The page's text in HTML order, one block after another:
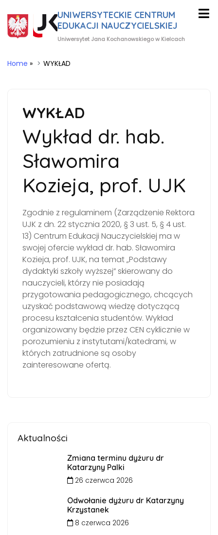
UNIWERSYTECKIE CENTRUM
EDUKACJI NAUCZYCIELSKIEJ
Uniwersytet Jana Kochanowskiego w Kielcach
Home » WYKŁAD
WYKŁAD
Wykład dr. hab.
Sławomira
Kozieja, prof. UJK
Zgodnie z regulaminem (Zarządzenie Rektora
UJK z dn. 22 stycznia 2020, § 3 ust. 5, § 4 ust.
13) Centrum Edukacji Nauczycielskiej ma w
swojej ofercie wykład dr. hab. Sławomira
Kozieja, prof. UJK, na temat „Podstawy
dydaktyki szkoły wyższej” skierowany do
nauczycieli, którzy nie posiadają
przygotowania pedagogicznego, chcących
uzyskać podstawową wiedzę dotyczącą
procesu kształcenia studentów. Wykład
organizowany będzie przez CEN cyklicznie w
porozumieniu z instytutami/katedrami, w
których zatrudnione są osoby
zainteresowane ofertą.
Aktualności
Zmiana terminu dyżuru dr
Katarzyny Palki
26 czerwca 2026
Odwołanie dyżuru dr Katarzyny
Krzystanek
8 czerwca 2026